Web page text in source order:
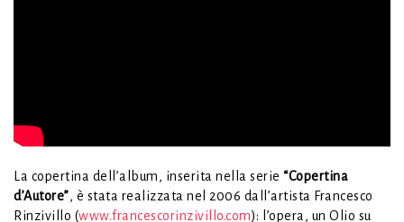
La copertina dell’album, inserita nella serie “Copertina
d’Autore”, è stata realizzata nel 2006 dall’artista Francesco
Rinzivillo (www.francescorinzivillo.com): l’opera, un Olio su